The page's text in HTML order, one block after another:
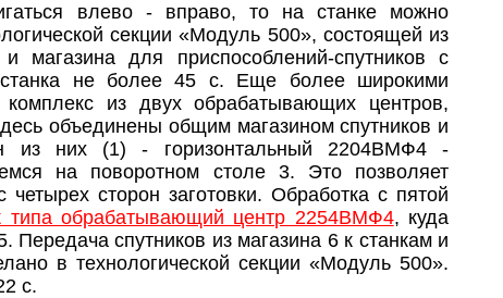
влево - вправо, то на станке можно
секции «Модуль 500», состоящей из
для приспособлений-спутников с
станка не более 45 с. Еще более широкими
комплекс из двух обрабатывающих центров,
объединены общим магазином спутников и
из них (1) - горизонтальный 2204ВМФ4 -
на поворотном столе 3. Это позволяет
сторон заготовки. Обработка с пятой
типа обрабатывающий центр 2254ВМФ4, куда
Передача спутников из магазина 6 к станкам и
в технологической секции «Модуль 500».
с.